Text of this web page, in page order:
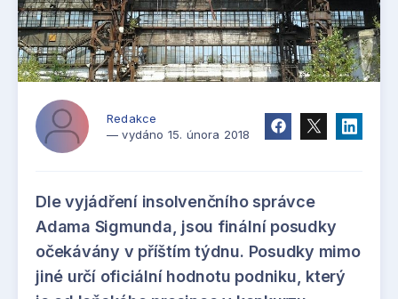
Redakce
— vydáno 15. února 2018
Dle vyjádření insolvenčního správce
Adama Sigmunda, jsou finální posudky
očekávány v příštím týdnu. Posudky mimo
jiné určí oficiální hodnotu podniku, který